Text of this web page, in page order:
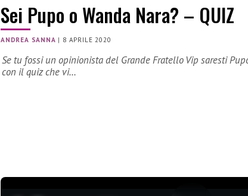
Sei Pupo o Wanda Nara? – QUIZ
ANDREA SANNA | 8 APRILE 2020
Se tu fossi un opinionista del Grande Fratello Vip saresti
con il quiz che vi…